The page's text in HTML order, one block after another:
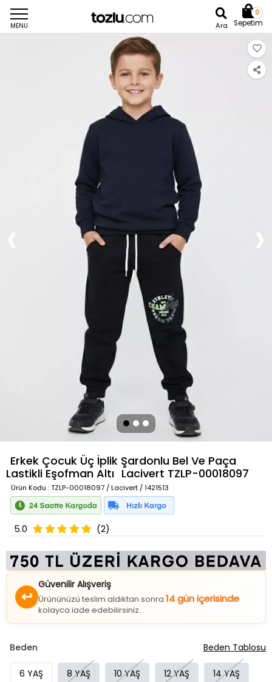
MENU Ara
0
Sepetim
Erkek Çocuk Üç İplik Şardonlu Bel Ve Paça
Lastikli Eşofman Altı Lacivert TZLP-00018097
Ürün Kodu : TZLP-00018097 / Lacivert / 1421513
5.0 (2)
↩
Güvenilir Alışveriş
Ürününüzü teslim aldıktan sonra 14 gün içerisinde
kolayca iade edebilirsiniz.
Beden
6 YAŞ 8 YAŞ 10 YAŞ 12 YAŞ 14 YAŞ
Beden Tablosu